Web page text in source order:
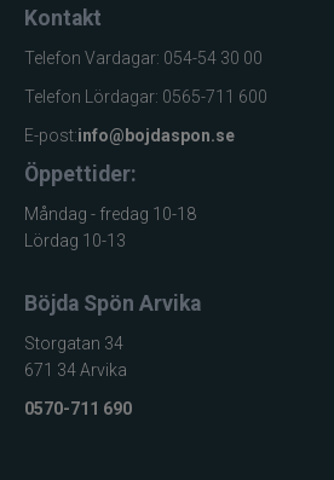
Kontakt
Telefon Vardagar: 054-54 30 00
Telefon Lördagar: 0565-711 600
E-post:info@bojdaspon.se
Öppettider:
Måndag - fredag 10-18
Lördag 10-13
Böjda Spön Arvika
Storgatan 34
671 34 Arvika
0570-711 690